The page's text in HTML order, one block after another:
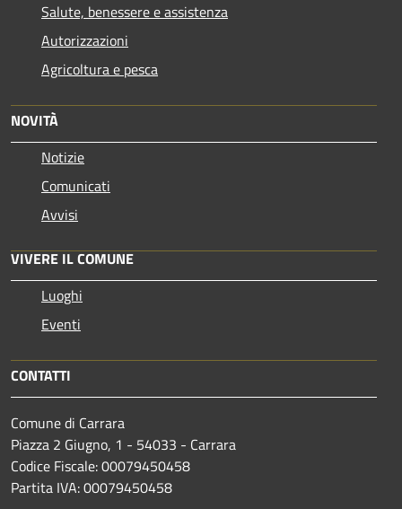
Salute, benessere e assistenza
Autorizzazioni
Agricoltura e pesca
NOVITÀ
Notizie
Comunicati
Avvisi
VIVERE IL COMUNE
Luoghi
Eventi
CONTATTI
Comune di Carrara
Piazza 2 Giugno, 1 - 54033 - Carrara
Codice Fiscale: 00079450458
Partita IVA: 00079450458